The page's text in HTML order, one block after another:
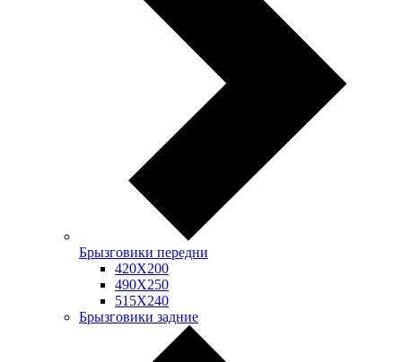
Брызговики передни
420Х200
490Х250
515Х240
Брызговики задние